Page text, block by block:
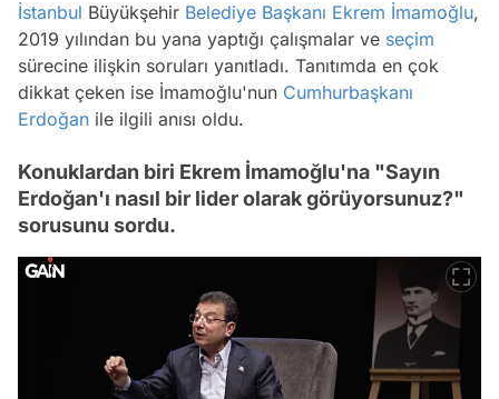
İstanbul Büyükşehir Belediye Başkanı Ekrem İmamoğlu,
2019 yılından bu yana yaptığı çalışmalar ve seçim
sürecine ilişkin soruları yanıtladı. Tanıtımda en çok
dikkat çeken ise İmamoğlu'nun Cumhurbaşkanı
Erdoğan ile ilgili anısı oldu.
Konuklardan biri Ekrem İmamoğlu'na "Sayın
Erdoğan'ı nasıl bir lider olarak görüyorsunuz?"
sorusunu sordu.